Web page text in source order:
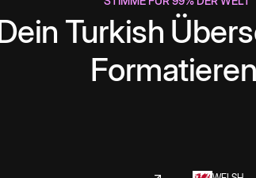
Turkish
Formatieren